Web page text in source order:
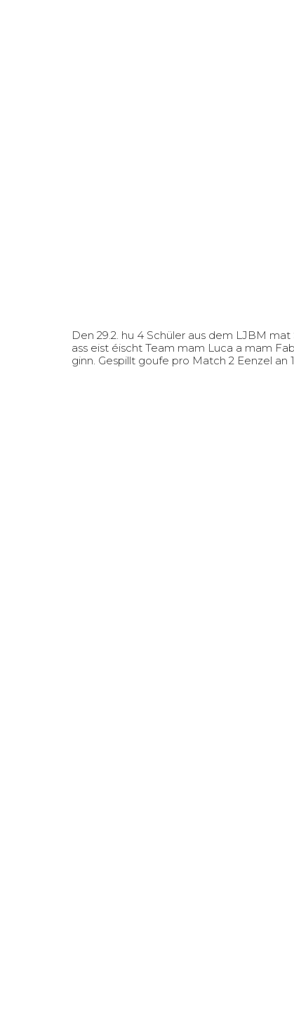
Den 29.2. hu 4 Schüler aus dem LJBM
ass eist éischt Team mam Luca a mam
ginn. Gespillt goufe pro Match 2 Eenzel an